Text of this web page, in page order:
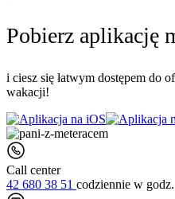
Pobierz aplikację
i ciesz się łatwym dostępem do
wakacji!
Call center
42 680 38 51 codziennie w